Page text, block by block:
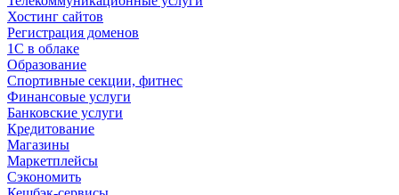
Хостинг сайтов
Регистрация доменов
1С в облаке
Образование
Спортивные секции, фитнес
Финансовые услуги
Банковские услуги
Кредитование
Магазины
Маркетплейсы
Сэкономить